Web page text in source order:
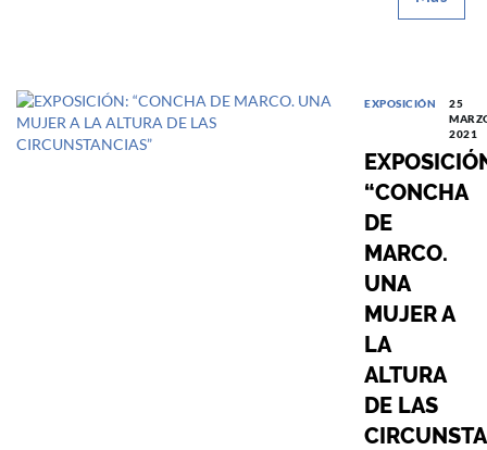
EXPOSICIÓN
25
2021
“CONCHA
DE
MARCO.
UNA
MUJER A
LA
ALTURA
DE LAS